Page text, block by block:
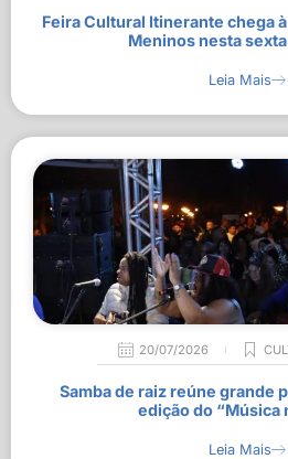
Feira Cultural Itinerante chega
Meninos nesta
Leia Mais
20/07/2026
Samba de raiz reúne grande
edição do “Música
Leia Mais